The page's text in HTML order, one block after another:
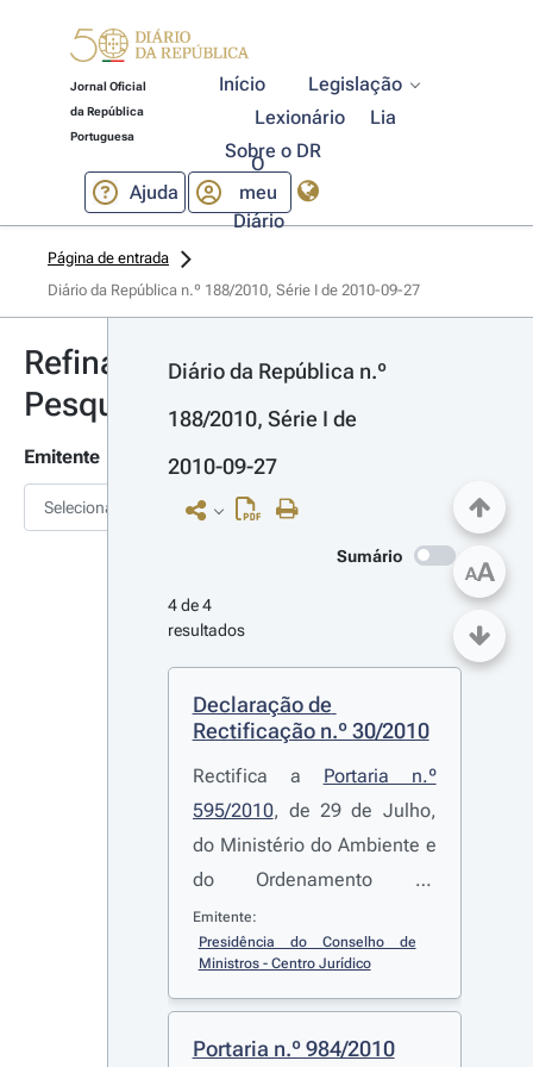
Jornal Oficial
da República
Portuguesa
Início
Legislação
Lexionário
Lia
Sobre o DR
Ajuda
O
meu
Diário
Página de entrada
Diário da República n.º 188/2010, Série I de 2010-09-27
Refinar
Pesquisa
Emitente
Selecionar
Diário da República n.º
188/2010, Série I de
2010-09-27
Sumário
4 de 4
resultados
Declaração de
Rectificação n.º 30/2010
Rectifica a Portaria n.º
595/2010, de 29 de Julho,
do Ministério do Ambiente e
do Ordenamento do
Território, que aprova a
alteração à delimitação da
do município de Aljezur,
publicada no Diário da
Emitente:
Presidência do Conselho de
Ministros - Centro Jurídico
Portaria n.º 984/2010
AA